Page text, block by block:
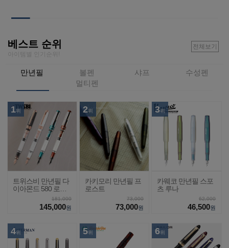
베스트 순위
아이템별 인기순위!
전체보기
만년필
볼펜
멀티펜
샤프 수성펜
1위
트위스비 만년필 다
이아몬드 580 로즈
181,000
145,000원
2위
카키모리 만년필 프
로스트
73,000
73,000원
3위
카웨코 만년필 스포
츠 루나
62,000
46,500원
4위 5위 6위